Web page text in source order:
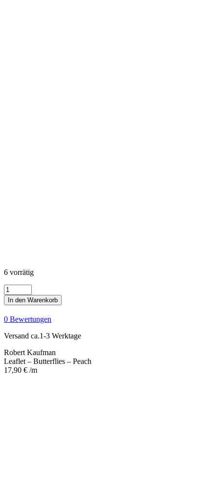
6 vorrätig
Leaflet
-
Butterflies
-
Peach
Menge
In den Warenkorb
0 Bewertungen
Versand ca.1-3 Werktage
Robert Kaufman
Leaflet – Butterflies – Peach
17,90 € /m